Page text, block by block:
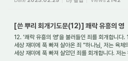
[쓴 뿌리 회개기도문(12)] 쾌락 유흥의 영
12. ‘쾌락 유흥의 영’을 불러들인 죄를 회개합니다
세상 재미에 푹 빠져 살아온 죄 “하나님, 저는 육체
세상 재미에 푹 빠져 살았던 죄를 회개합니다. 저